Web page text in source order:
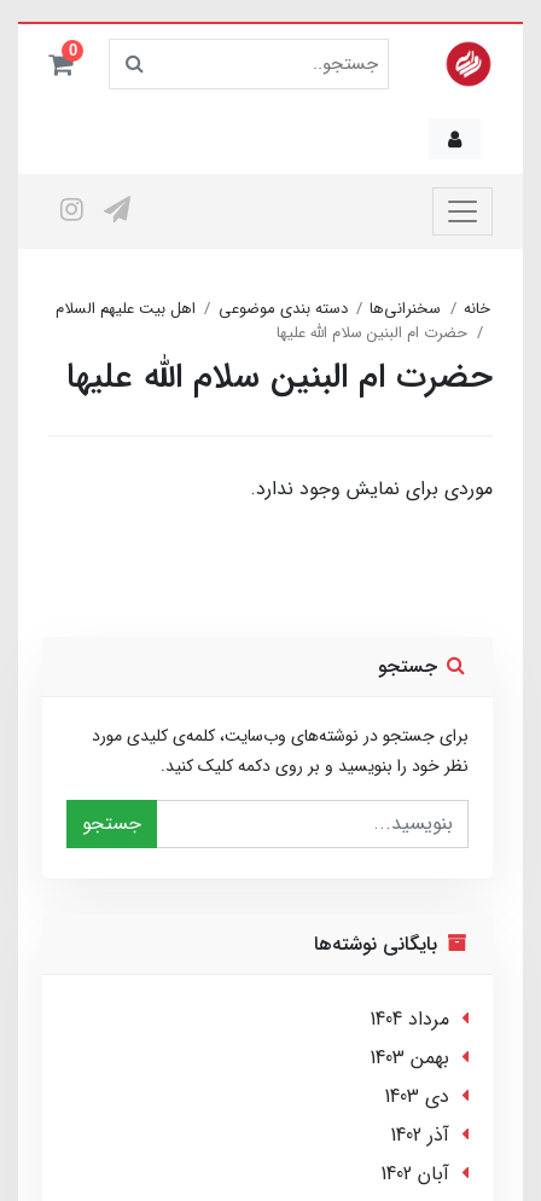
0
خانه سخنرانی‌ها دسته بندی موضوعی
اهل بیت علیهم السلام
حضرت ام البنین سلام الله علیها
حضرت ام البنین سلام الله علیها
موردی برای نمایش وجود ندارد.
جستجو
برای جستجو در نوشته‌های وب‌سایت، کلمه‌ی کلیدی مورد
نظر خود را بنویسید و بر روی دکمه کلیک کنید.
جستجو
بایگانی نوشته‌ها
مرداد 1404
بهمن 1403
دی 1403
آذر 1402
آبان 1402